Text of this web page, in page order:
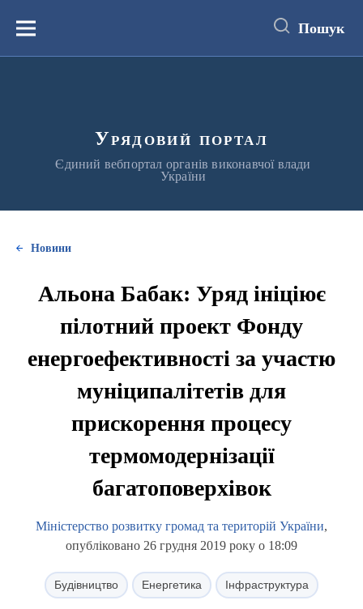
вмістуМеню Пошук
Урядовий портал
Єдиний вебпортал органів виконавчої влади
України
Новини
Альона Бабак: Уряд ініціює
пілотний проект Фонду
енергоефективності за участю
муніципалітетів для
прискорення процесу
термомодернізації
багатоповерхівок
Міністерство розвитку громад та територій України,
опубліковано 26 грудня 2019 року о 18:09
Будівництво Енергетика Інфраструктура